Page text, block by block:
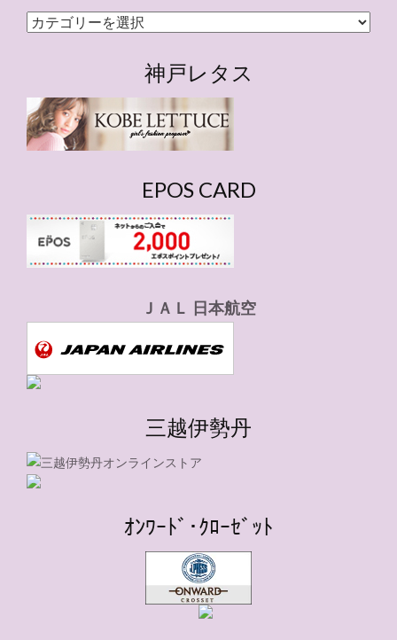
カ
ー
神戸レタス
EPOS CARD
ＪＡＬ 日本航空
三越伊勢丹
ｵﾝﾜｰﾄﾞ･ｸﾛｰｾﾞｯﾄ